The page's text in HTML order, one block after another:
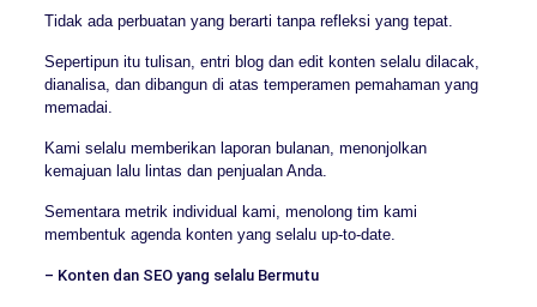
Tidak ada perbuatan yang berarti tanpa refleksi yang tepat.
Sepertipun itu tulisan, entri blog dan edit konten selalu dilacak,
dianalisa, dan dibangun di atas temperamen pemahaman yang
memadai.
Kami selalu memberikan laporan bulanan, menonjolkan
kemajuan lalu lintas dan penjualan Anda.
Sementara metrik individual kami, menolong tim kami
membentuk agenda konten yang selalu up-to-date.
– Konten dan SEO yang selalu Bermutu